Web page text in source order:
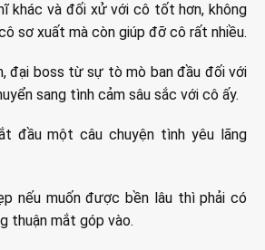
khác và đối xử với cô tốt hơn, không
sơ xuất mà còn giúp đỡ cô rất nhiều.
đại boss từ sự tò mò ban đầu đối với
sang tình cảm sâu sắc với cô ấy.
đầu một câu chuyện tình yêu lãng
nếu muốn được bền lâu thì phải có
thuận mắt góp vào.